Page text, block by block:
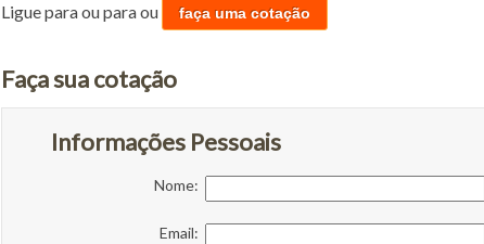
Ligue paraou paraou faça uma cotação
Faça sua cotação
Informações Pessoais
Nome:
Email: